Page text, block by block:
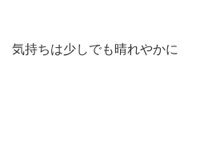
気持ちは少しでも晴れやかに